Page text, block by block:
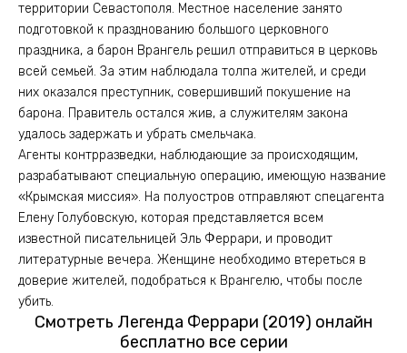
территории Севастополя. Местное население занято
подготовкой к празднованию большого церковного
праздника, а барон Врангель решил отправиться в церковь
всей семьей. За этим наблюдала толпа жителей, и среди
них оказался преступник, совершивший покушение на
барона. Правитель остался жив, а служителям закона
удалось задержать и убрать смельчака.
Агенты контрразведки, наблюдающие за происходящим,
разрабатывают специальную операцию, имеющую название
«Крымская миссия». На полуостров отправляют спецагента
Елену Голубовскую, которая представляется всем
известной писательницей Эль Феррари, и проводит
литературные вечера. Женщине необходимо втереться в
доверие жителей, подобраться к Врангелю, чтобы после
убить.
Смотреть Легенда Феррари (2019) онлайн
бесплатно все серии